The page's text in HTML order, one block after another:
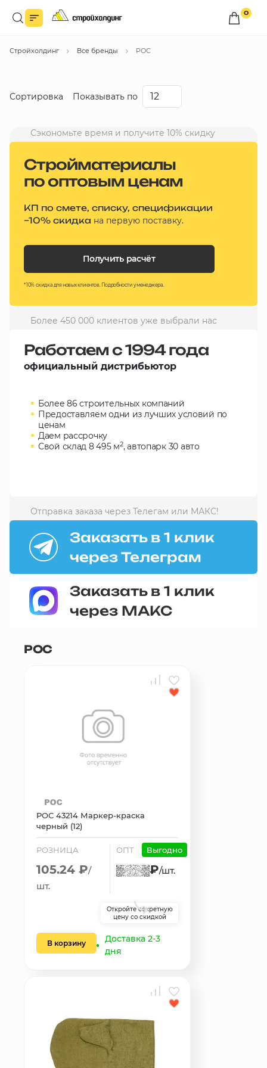
0
Войдите в личный кабинет
Каталог товаров
Быстрый заказ по списку
Все
Избранное
10 000 ₽
+7(495) 988-86-47
sales@stroyholding.ru
Max
Телеграм
Доставка
Оплата
О компании
Все бренды
Контакты
Стройхолдинг Все бренды РОС
Сортировка
Со скидкой
Дешевые
Дорогие
Новинки
Показывать по
Сэкономьте время и получите 10% скидку
Стройматериалы
по оптовым ценам
КП по смете, списку, спецификации
–10% скидка на первую поставку.
Получить расчёт
* 10% скидка для новых клиентов. Подробности у менеджера.
Более 450 000 клиентов уже выбрали нас
Работаем с 1994 года
официальный дистрибьютор
Более 86 строительных компаний
Предоставляем одни из лучших условий по
ценам
Даем рассрочку
Свой склад 8 495 м2, автопарк 30 авто
Отправка заказа через Телегам или МАКС!
Заказать в 1 клик
через Телеграм
Заказать в 1 клик
через МАКС
РОС
РОС 43214 Маркер-краска
черный (12)
РОЗНИЦА
105.24 ₽/
шт.
ОПТ Выгодно
₽/шт.
Откройте секретную
цену со скидкой
В корзину
Доставка 2-3
дня